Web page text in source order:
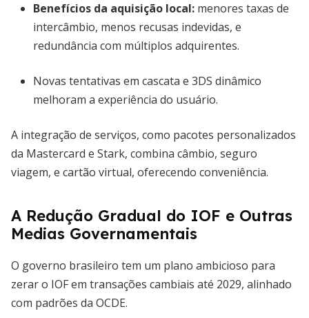
Benefícios da aquisição local: menores taxas de
intercâmbio, menos recusas indevidas, e
redundância com múltiplos adquirentes.
Novas tentativas em cascata e 3DS dinâmico
melhoram a experiência do usuário.
A integração de serviços, como pacotes personalizados
da Mastercard e Stark, combina câmbio, seguro
viagem, e cartão virtual, oferecendo conveniência.
A Redução Gradual do IOF e Outras
Medias Governamentais
O governo brasileiro tem um plano ambicioso para
zerar o IOF em transações cambiais até 2029, alinhado
com padrões da OCDE.